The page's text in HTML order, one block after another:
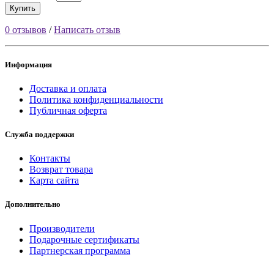
Купить
0 отзывов /Написать отзыв
Информация
Доставка и оплата
Политика конфиденциальности
Публичная оферта
Служба поддержки
Контакты
Возврат товара
Карта сайта
Дополнительно
Производители
Подарочные сертификаты
Партнерская программа